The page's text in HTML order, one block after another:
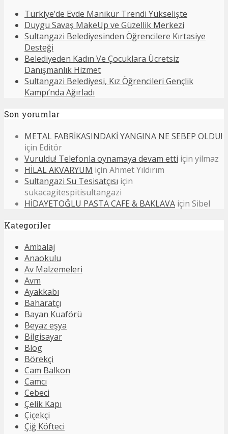
Türkiye’de Evde Manikür Trendi Yükselişte
Duygu Savaş MakeUp ve Güzellik Merkezi
Sultangazi Belediyesinden Öğrencilere Kırtasiye
Desteği
Belediyeden Kadın Ve Çocuklara Ücretsiz
Danışmanlık Hizmet
Sultangazi Belediyesi, Kız Öğrencileri Gençlik
Kampı’nda Ağırladı
Son yorumlar
METAL FABRİKASINDAKİ YANGINA NE SEBEP OLDU!
için Editör
Vuruldu! Telefonla oynamaya devam etti için yilmaz
HİLAL AKVARYUM için Ahmet Yıldırım
Sultangazi Su Tesisatçısı için
sukacagitespitisultangazi
HİDAYETOĞLU PASTA CAFE & BAKLAVA için Sibel
Kategoriler
Ambalaj
Anaokulu
Av Malzemeleri
Avm
Ayakkabı
Baharatçı
Bayan Kuaförü
Beyaz eşya
Bilgisayar
Blog
Börekçi
Cam Balkon
Camcı
Cebeci
Çelik Kapı
Çiçekçi
Çiğ Köfteci